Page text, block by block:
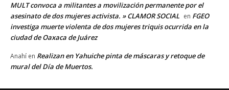
MULT convoca a militantes a movilización permanente por el
asesinato de dos mujeres activista. » CLAMOR SOCIAL en FGEO
investiga muerte violenta de dos mujeres triquis ocurrida en la
ciudad de Oaxaca de Juárez
Anahí en Realizan en Yahuiche pinta de máscaras y retoque de
mural del Día de Muertos.